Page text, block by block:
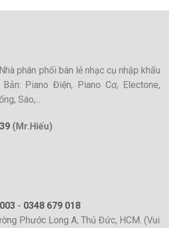
Nhà phân phối bán lẻ nhạc cụ nhập khẩu
Piano Điện, Piano Cơ, Electone,
Sáo,...
(Mr.Hiếu)
- 0348 679 018
Phước Long A, Thủ Đức, HCM. (Vui